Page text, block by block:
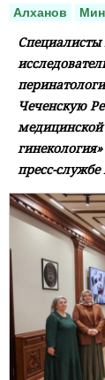
Алханов
Чеченскую
медицинской
пресс-